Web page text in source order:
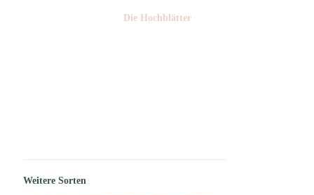
Die Hochblätter
Weitere Sorten